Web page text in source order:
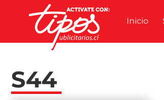
Inicio
S44